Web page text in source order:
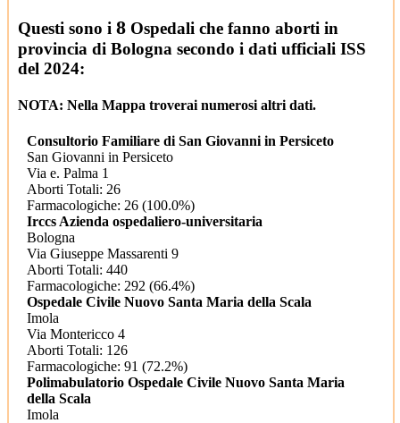
2
2
2
Questi sono i 8 Ospedali che fanno aborti in
provincia di Bologna secondo i dati ufficiali ISS
del 2024:
NOTA: Nella Mappa troverai numerosi altri dati.
Consultorio Familiare di San Giovanni in Persiceto
San Giovanni in Persiceto
Via e. Palma 1
Aborti Totali: 26
Farmacologiche: 26 (100.0%)
Irccs Azienda ospedaliero-universitaria
Bologna
Via Giuseppe Massarenti 9
Aborti Totali: 440
Farmacologiche: 292 (66.4%)
Ospedale Civile Nuovo Santa Maria della Scala
Imola
Via Montericco 4
Aborti Totali: 126
Farmacologiche: 91 (72.2%)
Polimabulatorio Ospedale Civile Nuovo Santa Maria
della Scala
Imola